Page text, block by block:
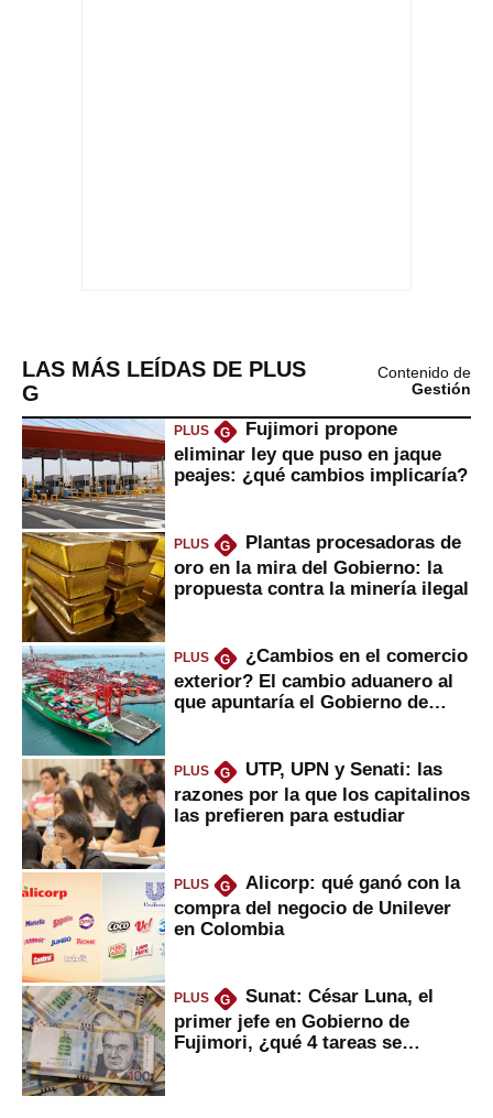
LAS MÁS LEÍDAS DE PLUS
G
Contenido de
Gestión
PLUS G
Fujimori propone
eliminar ley que puso en jaque
peajes: ¿qué cambios implicaría?
PLUS G
Plantas procesadoras de
oro en la mira del Gobierno: la
propuesta contra la minería ilegal
PLUS G
¿Cambios en el comercio
exterior? El cambio aduanero al
que apuntaría el Gobierno de
PLUS G
UTP, UPN y Senati: las
razones por la que los capitalinos
las prefieren para estudiar
PLUS G
Alicorp: qué ganó con la
compra del negocio de Unilever
en Colombia
PLUS G
Sunat: César Luna, el
primer jefe en Gobierno de
Fujimori, ¿qué 4 tareas se